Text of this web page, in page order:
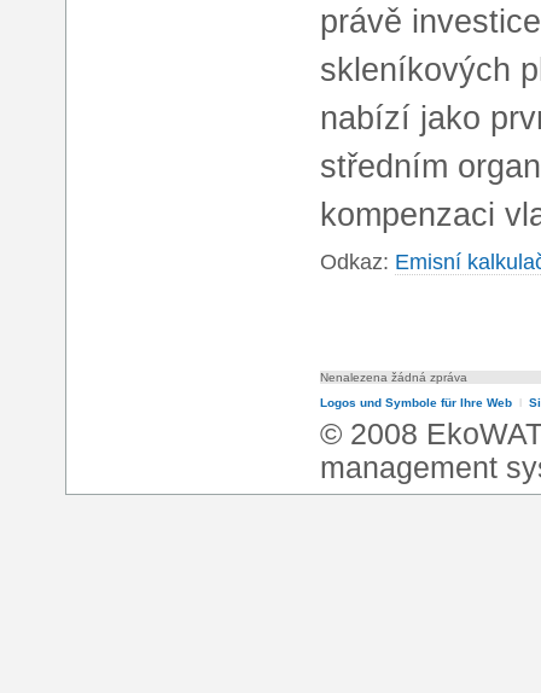
právě
skleníkových
nabízí jako
středním
kompenzaci
Odkaz: Emisní
Nenalezena žádná zpráva
Logos und Symbole für Ihre Web l
© 2008
management